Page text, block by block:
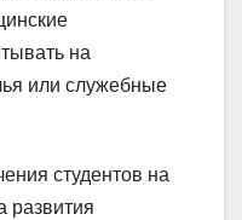
на
или служебные
студентов на
развития